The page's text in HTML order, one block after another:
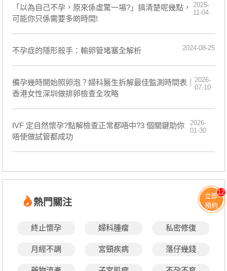
「以為自己不孕，原來係虛驚一場?」搞清楚呢幾點，
可能你只係需要多啲時間!
2025-
11-04
​不孕症的隱形殺手：輸卵管堵塞全解析 2024-08-25
備孕幾時開始照卵泡？婦科醫生拆解最佳監測時間表｜
香港女性深圳做排卵檢查全攻略
2026-
07-10
IVF 定自然懷孕?點解檢查正常都唔中?3 個關鍵助你
唔使做試管都成功
2026-
01-30
熱門關注
終止懷孕 婦科腫瘤 私密修復
月經不調 宮頸疾病 落仔幾錢
立即
預約
12